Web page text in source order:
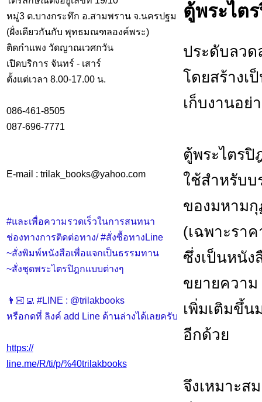
หมู่3 ต.บางกระทึก อ.สามพราน จ.นครปฐม
(ฝั่งเดียวกันกับ พุทธมณฑลองค์พระ)
ติดกำแพง วัดญาณเวศกวัน
เปิดบริการ จันทร์ - เสาร์
ตั้งแต่เวลา 8.00-17.00 น.
086-461-8505
087-696-7771
E-mail : trilak_books@yahoo.com
#และเพื่อความรวดเร็วในการสนทนา
ช่องทางการติดต่อทาง/ #สั่งซื้อทางLine
~สั่งพิมพ์หนังสือเพื่อแจกเป็นธรรมทาน
~สั่งชุดพระไตรปิฎกแบบต่างๆ
👨🏻‍💻 #LINE : @trilakbooks
หรือกดที่ ลิงค์ add Line ด้านล่างได้เลยครับ
https://
line.me/R/ti/p/%40trilakbooks
ตู้พระไต
ประดับลวด
โดยสร้างเ
เก็บงานอย่
ตู้พระไตรปิ
ใช้สำหรับบ
ของมหาม
(เฉพาะรา
ซึ่งเป็นหนัง
ขยายความ
เพิ่มเติมขึ้น
อีกด้วย
จึงเหมาะส